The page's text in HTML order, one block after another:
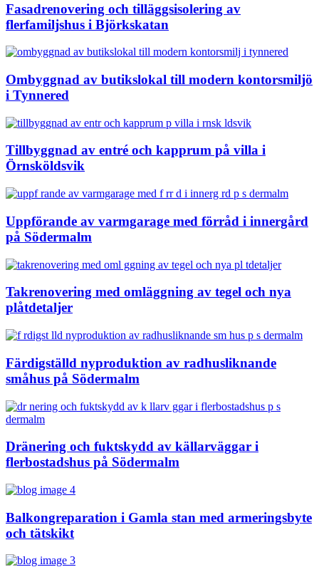
Fasadrenovering och tilläggsisolering av
flerfamiljshus i Björkskatan
Ombyggnad av butikslokal till modern kontorsmiljö
i Tynnered
Tillbyggnad av entré och kapprum på villa i
Örnsköldsvik
Uppförande av varmgarage med förråd i innergård
på Södermalm
Takrenovering med omläggning av tegel och nya
plåtdetaljer
Färdigställd nyproduktion av radhusliknande
småhus på Södermalm
Dränering och fuktskydd av källarväggar i
flerbostadshus på Södermalm
Balkongreparation i Gamla stan med armeringsbyte
och tätskikt